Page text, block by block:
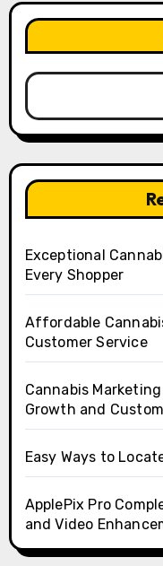
Exceptional
Every Shopper
Affordable
Customer Service
Cannabis
Growth and
Easy Ways to
ApplePix Pro
and Video